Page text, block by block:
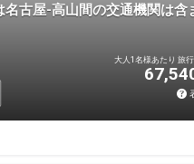
名古屋-高山間の交通機関は含
大人1名様あたり 旅